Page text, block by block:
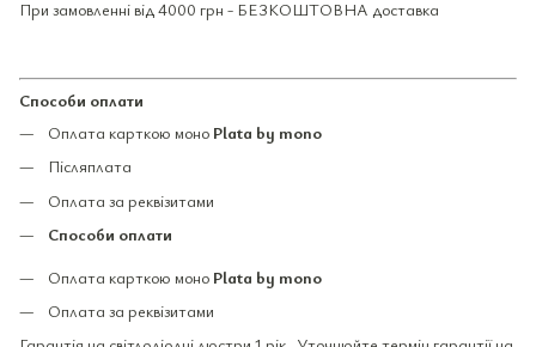
При замовленні від 4000 грн - БЕЗКОШТОВНА доставка
Способи оплати
Оплата карткою моно Plata by mono
Післяплата
Оплата за реквізитами
Способи оплати
Оплата карткою моно Plata by mono
Оплата за реквізитами